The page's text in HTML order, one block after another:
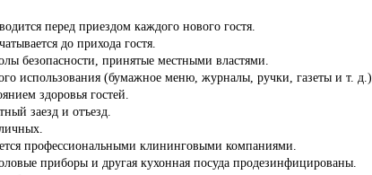
перед приездом каждого нового гостя.
до прихода гостя.
безопасности, принятые местными властями.
использования (бумажное меню, журналы, ручки, газеты и т. д.).
здоровья гостей.
заезд и отъезд.
профессиональными клининговыми компаниями.
приборы и другая кухонная посуда продезинфицированы.